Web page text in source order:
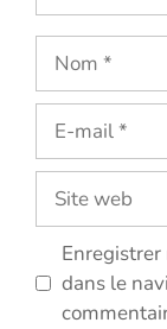
Nom
mail
Site
web
dans le